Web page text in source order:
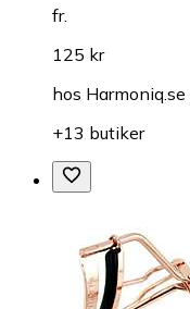
fr.
125 kr
hos Harmoniq.se
+13 butiker